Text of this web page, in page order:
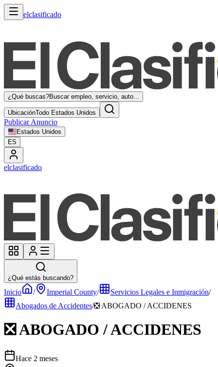
elclasificado
¿Qué buscas?Buscar empleo, servicio, auto...
UbicaciónTodo Estados Unidos
Publicar Anuncio
Estados Unidos
ES
elclasificado
¿Qué estás buscando?
Inicio / Imperial County/ Servicios Legales e Inmigración/
Abogados de Accidentes/❎ ABOGADO / ACCIDENES
❎ ABOGADO / ACCIDENES
Hace 2 meses